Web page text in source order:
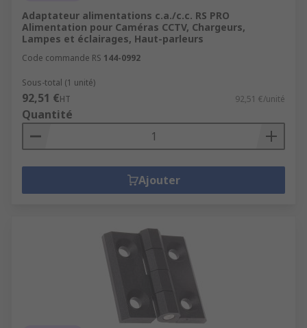
Adaptateur alimentations c.a./c.c. RS PRO
Alimentation pour Caméras CCTV, Chargeurs,
Lampes et éclairages, Haut-parleurs
Code commande RS 144-0992
Sous-total (1 unité)
92,51 €HT 92,51 €/unité
Quantité
Ajouter